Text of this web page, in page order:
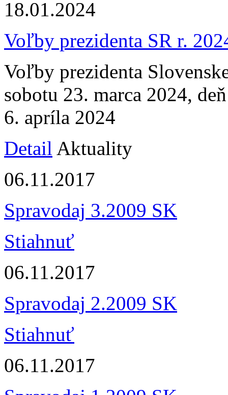
18.01.2024
Voľby prezidenta SR r.
Voľby prezidenta
sobotu 23. marca 2024,
6. apríla 2024
Detail Aktuality
06.11.2017
Spravodaj 3.2009 SK
Stiahnuť
06.11.2017
Spravodaj 2.2009 SK
Stiahnuť
06.11.2017